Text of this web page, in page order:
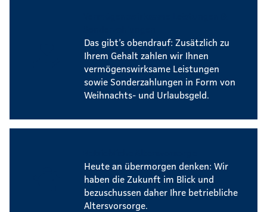
Das gibt’s obendrauf: Zusätzlich zu
Ihrem Gehalt zahlen wir Ihnen
vermögenswirksame Leistungen
sowie Sonderzahlungen in Form von
Weihnachts- und Urlaubsgeld.
Heute an übermorgen denken: Wir
haben die Zukunft im Blick und
bezuschussen daher Ihre betriebliche
Altersvorsorge.